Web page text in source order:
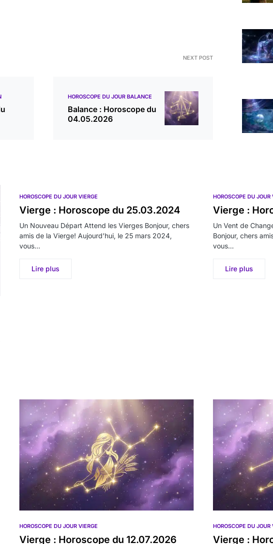
NEXT POST
HOROSCOPE DU JOUR BALANCE
Balance : Horoscope du
04.05.2026
HOROSCOPE DU JOUR VIERGE
Vierge : Horoscope du 25.03.2024
Un Nouveau Départ Attend les Vierges Bonjour, chers
amis de la Vierge! Aujourd’hui, le 25 mars 2024,
vous…
Lire plus
HOROSCOPE DU JOUR
Vierge :
Un Vent de
Bonjour, chers
vous…
Lire plus
HOROSCOPE DU JOUR VIERGE
Vierge : Horoscope du 12.07.2026
HOROSCOPE DU JOUR
Vierge :